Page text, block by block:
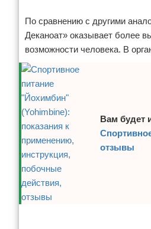
Тренировки дома
Спортивное питание
По сравнению с другими
Деканоат» оказывает более
возможности человека. В
Вам будет
отзывы